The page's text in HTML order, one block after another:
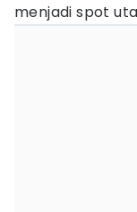
menjadi spot